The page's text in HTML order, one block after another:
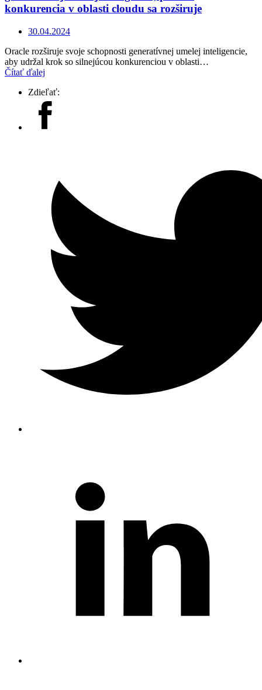
konkurencia v oblasti cloudu sa rozširuje
30.04.2024
Oracle rozširuje svoje schopnosti generatívnej umelej inteligencie,
aby udržal krok so silnejúcou konkurenciou v oblasti…
Čítať ďalej
Zdieľať: